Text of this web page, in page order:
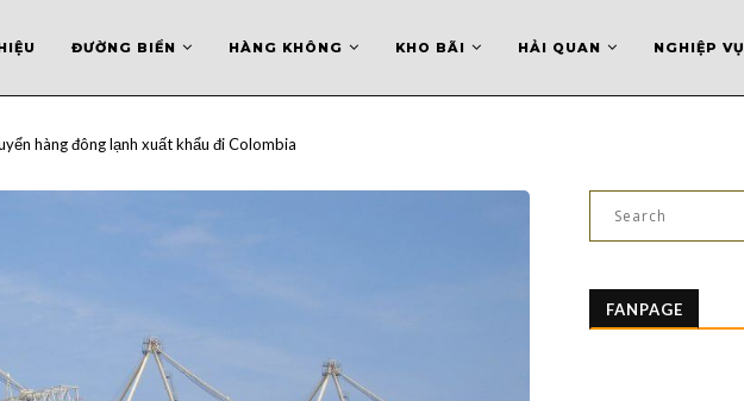
ĐƯỜNG BIỂN HÀNG KHÔNG KHO BÃI HẢI QUAN NGHIỆP VỤ
hàng đông lạnh xuất khẩu đi Colombia
FANPAGE